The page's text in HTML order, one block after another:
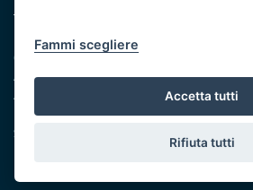
Note legali
Cookie e privacy
Amministrazione trasparente
Atti di notifica
Feed RSS
Servizi Intranet
Fammi scegliere
Accetta tutti
Rifiuta tutti